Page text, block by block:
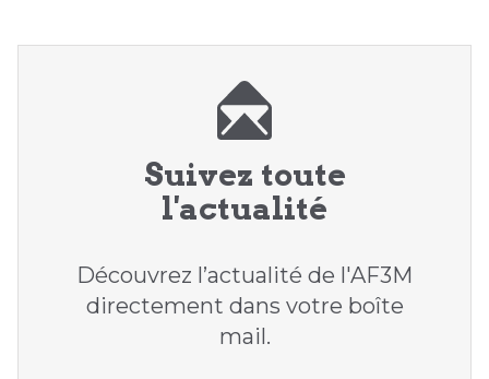
Suivez toute
l'actualité
Découvrez l’actualité de l'AF3M
directement dans votre boîte
mail.